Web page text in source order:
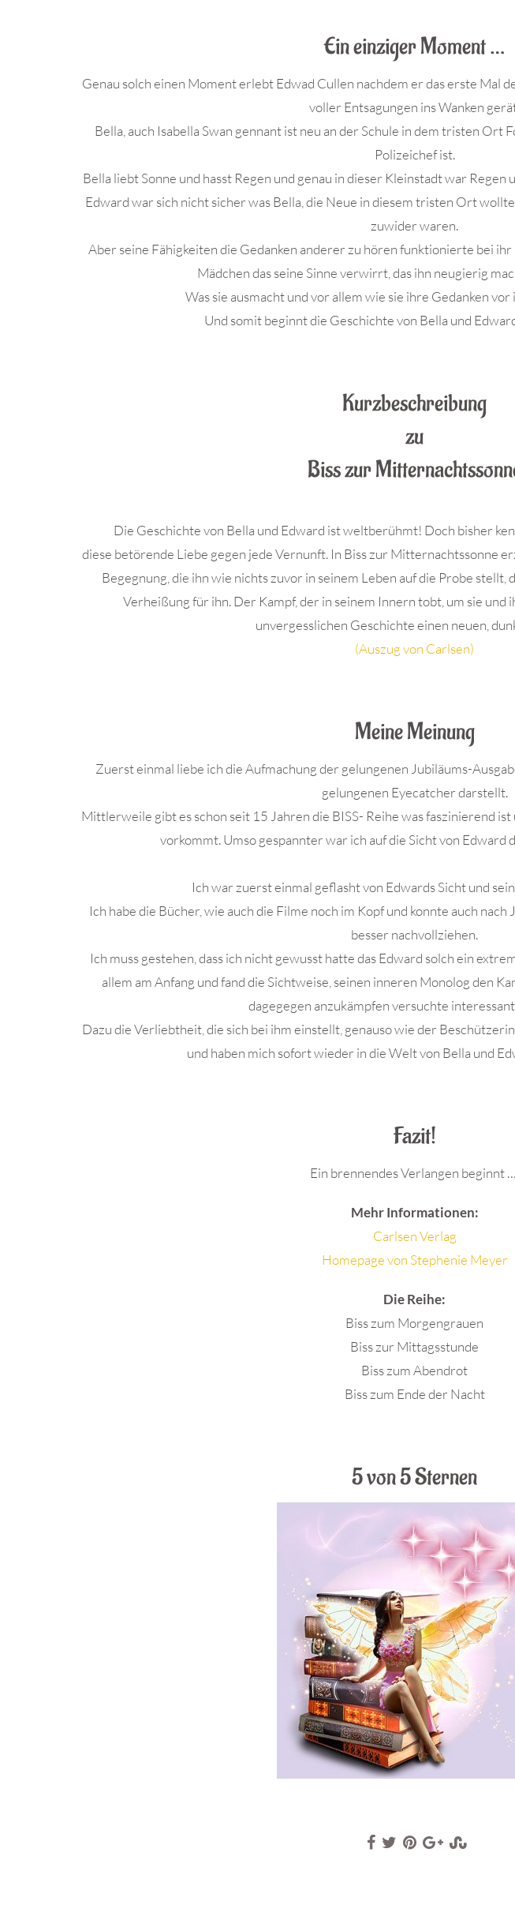
Ein einziger Moment …
Genau solch einen Moment erlebt Edwad Cullen nachdem er das erste Mal
voller Entsagungen ins Wanken
Bella, auch Isabella Swan gennant ist neu an der Schule in dem tristen Ort
Polizeichef ist.
Bella liebt Sonne und hasst Regen und genau in dieser Kleinstadt war
Edward war sich nicht sicher was Bella, die Neue in diesem tristen Ort
zuwider waren.
Aber seine Fähigkeiten die Gedanken anderer zu hören funktionierte bei
Mädchen das seine Sinne verwirrt, das ihn neugierig
Was sie ausmacht und vor allem wie sie ihre Gedanken
Und somit beginnt die Geschichte von Bella und
Kurzbeschreibung
zu
Biss zur
Die Geschichte von Bella und Edward ist weltberühmt! Doch bisher
diese betörende Liebe gegen jede Vernunft. In Biss zur Mitternachtssonne
Begegnung, die ihn wie nichts zuvor in seinem Leben auf die Probe stellt,
Verheißung für ihn. Der Kampf, der in seinem Innern tobt, um sie
unvergesslichen Geschichte einen neuen,
(Auszug von Carlsen)
Meine Meinung
Zuerst einmal liebe ich die Aufmachung der gelungenen Jubiläums-
gelungenen Eyecatcher darstellt.
Mittlerweile gibt es schon seit 15 Jahren die BISS- Reihe was faszinierend
vorkommt. Umso gespannter war ich auf die Sicht von Edward
Ich war zuerst einmal geflasht von Edwards Sicht und
Ich habe die Bücher, wie auch die Filme noch im Kopf und konnte auch
besser nachvollziehen.
Ich muss gestehen, dass ich nicht gewusst hatte das Edward solch ein
allem am Anfang und fand die Sichtweise, seinen inneren Monolog den
dagegegen anzukämpfen versuchte
Dazu die Verliebtheit, die sich bei ihm einstellt, genauso wie der
und haben mich sofort wieder in die Welt von Bella und
Fazit!
Ein brennendes Verlangen beginnt
Mehr Informationen:
Carlsen Verlag
Homepage von Stephenie Meyer
Die Reihe:
Biss zum Morgengrauen
Biss zur Mittagsstunde
Biss zum Abendrot
Biss zum Ende der Nacht
5 von 5 Sternen